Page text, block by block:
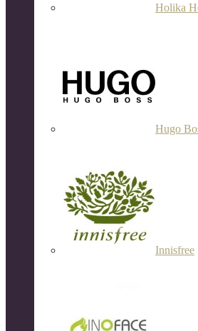
Holika
Hugo
Innisfree